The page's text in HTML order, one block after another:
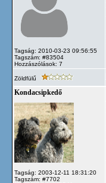
Tagság: 2010-03-23 09:56:55
Tagszám: #83504
Hozzászólások: 7
Zöldfülű
Kondacsipkedő
Tagság: 2003-12-11 18:31:20
Tagszám: #7702